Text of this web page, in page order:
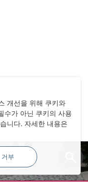
▼
개선을 위해 쿠키와
수가 아닌 쿠키의 사용
니다. 자세한 내용은
거부